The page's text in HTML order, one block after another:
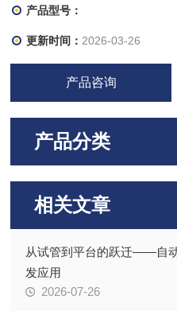
合成筛选反应条件低效的瓶颈
产品型号：
更新时间： 2026-03-26
产品咨询
产品分类
相关文章
从试管到平台的跃迁——自
发应用
2026-07-26